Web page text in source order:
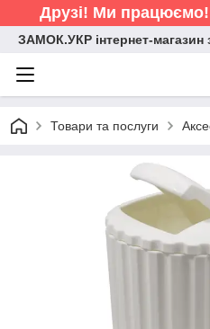
Друзі! Ми
ЗАМОК.УКР інтернет-магазин
Товари та послуги